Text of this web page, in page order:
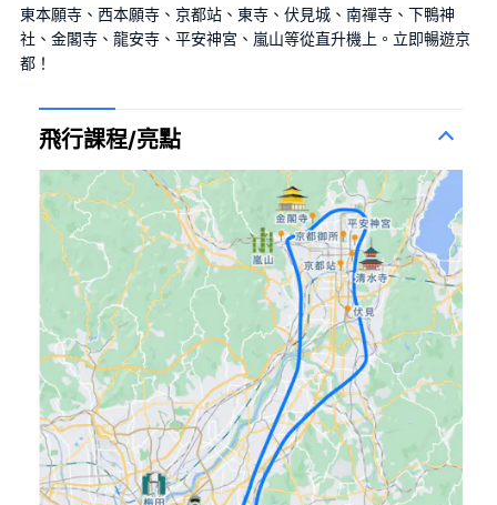
東本願寺、西本願寺、京都站、東寺、伏見城、南禪寺、下鴨神
社、金閣寺、龍安寺、平安神宮、嵐山等從直升機上。立即暢遊京
都！
飛行課程/亮點